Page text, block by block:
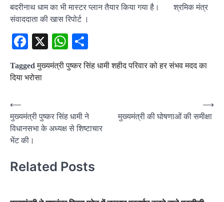
बदरीनाथ धाम का भी मास्टर प्लान तैयार किया गया है। श्रमिक मंत्र
संवाददाता की खास रिपोर्ट ।
Facebook
X WhatsApp
Taggedमुख्यमंत्री पुष्कर सिंह धामी शहीद परिवार को हर संभव मदद का
दिया भरोसा
Post
navigation
⟵
मुख्यमंत्री पुष्कर सिंह धामी ने
विधानसभा के अध्यक्ष से शिष्टाचार
भेंट की।
मुख्यमंत्री की घोषणाओं की समीक्षा
⟶
Related Posts